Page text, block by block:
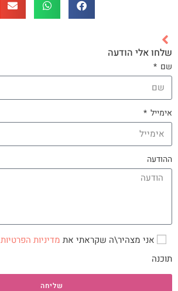
שלחו אלי הודעה
שם
אימייל
ההודעה
אני מצהיר\ה שקראתי את מדיניות הפרטיות
תוכנה
שליחה